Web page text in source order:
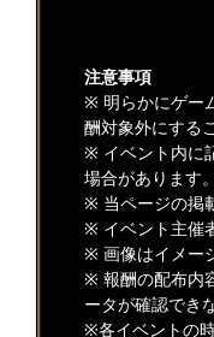
注意事項
※ 明らかにゲー
酬対象外にする
※ イベント内に
場合があります。
※ 当ページの掲
※ イベント主催
※ 画像はイメー
※ 報酬の配布内
ータが確認でき
※各イベントの